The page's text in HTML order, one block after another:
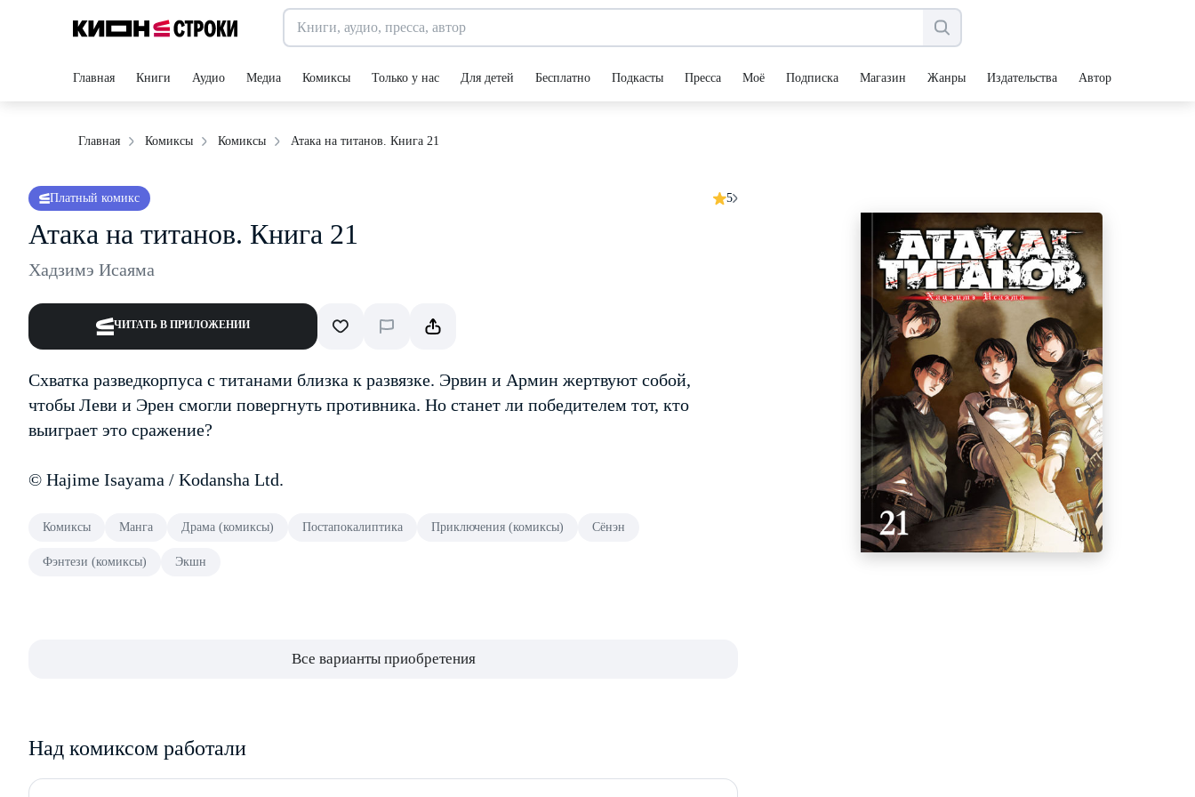
Главная Книги Аудио Медиа Комиксы Только у нас Для детей Бесплатно Подкасты Пресса Моё Подписка Магазин Жанры Издательства Авторы
Главная Комиксы Комиксы Атака на титанов. Книга 21
Платный комикс 5
Атака на титанов. Книга 21
Хадзимэ Исаяма
ЧИТАТЬ В ПРИЛОЖЕНИИ
Схватка разведкорпуса с титанами близка к развязке. Эрвин и Армин жертвуют собой,
чтобы Леви и Эрен смогли повергнуть противника. Но станет ли победителем тот, кто
выиграет это сражение?
© Hajime Isayama / Kodansha Ltd.
Комиксы Манга Драма (комиксы) Постапокалиптика Приключения (комиксы) Сёнэн
Фэнтези (комиксы) Экшн
Все варианты приобретения
Над комиксом работали